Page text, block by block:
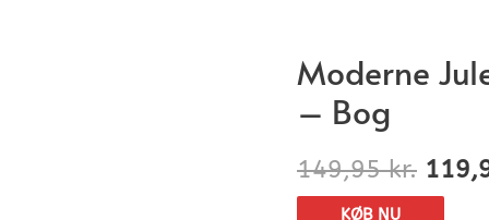
Moderne
– Bog
149,95kr.
KØB NU